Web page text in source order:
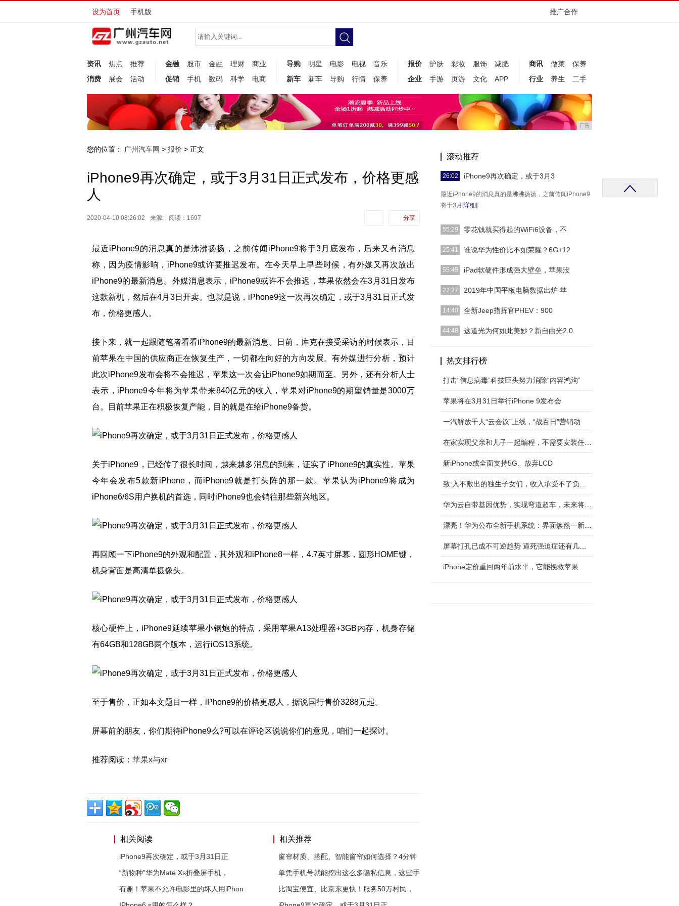
设为首页 手机版 推广合作
资讯 焦点
推荐
消费
展会 活动
金融 股市 金融 理财
商业
促销
手机 数码 科学 电商
导购 明星 电影 电视
音乐
新车
新车 导购 行情 保养
报价 护肤 彩妆 服饰
减肥
企业
手游 页游 文化 APP
商讯 做菜
保养
行业
养生 二手
广告
您的位置： 广州汽车网 > 报价 > 正文
iPhone9再次确定，或于3月31日正式发布，价格更感
人
2020-04-10 08:26:02 来源: 阅读：1697 分享
最近iPhone9的消息真的是沸沸扬扬，之前传闻iPhone9将于3月底发布，后来又有消息
称，因为疫情影响，iPhone9或许要推迟发布。在今天早上早些时候，有外媒又再次放出
iPhone9的最新消息。外媒消息表示，iPhone9或许不会推迟，苹果依然会在3月31日发布
这款新机，然后在4月3日开卖。也就是说，iPhone9这一次再次确定，或于3月31日正式发
布，价格更感人。
接下来，就一起跟随笔者看看iPhone9的最新消息。日前，库克在接受采访的时候表示，目
前苹果在中国的供应商正在恢复生产，一切都在向好的方向发展。有外媒进行分析，预计
此次iPhone9发布会将不会推迟，苹果这一次会让iPhone9如期而至。另外，还有分析人士
表示，iPhone9今年将为苹果带来840亿元的收入，苹果对iPhone9的期望销量是3000万
台。目前苹果正在积极恢复产能，目的就是在给iPhone9备货。
关于iPhone9，已经传了很长时间，越来越多消息的到来，证实了iPhone9的真实性。苹果
今年会发布5款新iPhone，而iPhone9就是打头阵的那一款。苹果认为iPhone9将成为
iPhone6/6S用户换机的首选，同时iPhone9也会销往那些新兴地区。
再回顾一下iPhone9的外观和配置，其外观和iPhone8一样，4.7英寸屏幕，圆形HOME键，
机身背面是高清单摄像头。
核心硬件上，iPhone9延续苹果小钢炮的特点，采用苹果A13处理器+3GB内存，机身存储
有64GB和128GB两个版本，运行iOS13系统。
至于售价，正如本文题目一样，iPhone9的价格更感人，据说国行售价3288元起。
屏幕前的朋友，你们期待iPhone9么?可以在评论区说说你们的意见，咱们一起探讨。
推荐阅读： 苹果x与xr
相关阅读
iPhone9再次确定，或于3月31日正
“新物种”华为Mate Xs折叠屏手机，
有趣！苹果不允许电影里的坏人用iPhon
相关推荐
窗帘材质、搭配、智能窗帘如何选择？4分钟
单凭手机号就能挖出这么多隐私信息，这些手
比淘宝便宜、比京东更快！服务50万村民，
滚动推荐
26:02 iPhone9再次确定，或于3月3
最近iPhone9的消息真的是沸沸扬扬，之前传闻iPhone9
将于3月 [详细]
55:29 零花钱就买得起的WiFi6设备，不
这款路由器在小米商城、小米有品、京东、天猫、苏宁易
25:41 谁说华为性价比不如荣耀？6G+12
提到华为手机，首先让人想到的应该就是高端旗舰机，比
55:45 iPad软硬件形成强大壁垒，苹果没
市面上已经出现了十余款5G智能手机，但支持5G上网的
22:27 2019年中国平板电脑数据出炉 苹
IDC公布了《2019年中国平板电脑市场数据报告》，从
14:40 全新Jeep指挥官PHEV：900
对于大多数人来说，提起Jeep一定会想起拉风炫酷的牧
44:48 这道光为何如此美妙？新自由光2.0
所周知，作为Jeep
热文排行榜
打击“信息病毒”科技巨头努力消除“内容鸿沟”
苹果将在3月31日举行iPhone 9发布会
一汽解放千人“云会议”上线，“战百日”营销动
新iPhone或全面支持5G、放弃LCD
iPhone定价重回两年前水平，它能挽救苹果